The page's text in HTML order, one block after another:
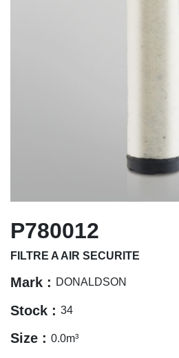
P780012
FILTRE A AIR SECURITE
Mark : DONALDSON
Stock : 34
Size : 0.0m³